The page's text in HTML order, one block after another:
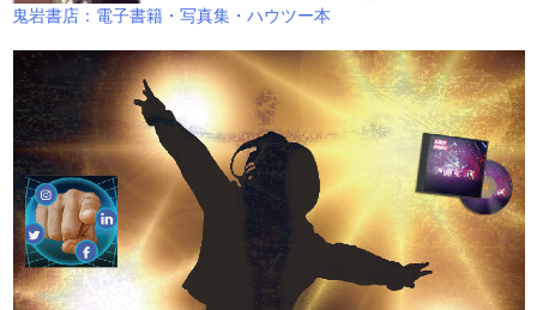
鬼岩書店：電子書籍・写真集・ハウツー本